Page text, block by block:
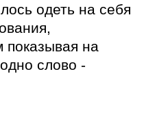
одеть на себя
показывая на
слово -